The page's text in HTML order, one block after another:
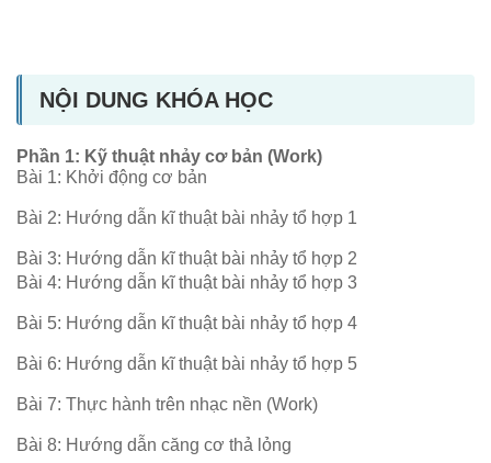
NỘI DUNG KHÓA HỌC
Phần 1: Kỹ thuật nhảy cơ bản (Work)
Bài 1: Khởi động cơ bản
Bài 2: Hướng dẫn kĩ thuật bài nhảy tổ hợp 1
Bài 3: Hướng dẫn kĩ thuật bài nhảy tổ hợp 2
Bài 4: Hướng dẫn kĩ thuật bài nhảy tổ hợp 3
Bài 5: Hướng dẫn kĩ thuật bài nhảy tổ hợp 4
Bài 6: Hướng dẫn kĩ thuật bài nhảy tổ hợp 5
Bài 7: Thực hành trên nhạc nền (Work)
Bài 8: Hướng dẫn căng cơ thả lỏng